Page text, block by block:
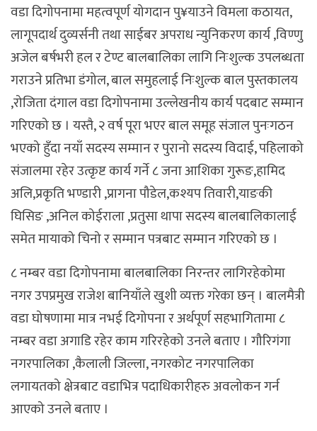
वडा दिगोपनामा महत्वपूर्ण योगदान पु¥याउने विमला कठायत,
लागूपदार्थ दुव्यर्सनी तथा साईबर अपराध न्युनिकरण कार्य ,विण्णु
अजेल बर्षभरी हल र टेण्ट बालबालिका लागि निःशुल्क उपलब्धता
गराउने प्रतिभा डंगोल, बाल समुहलाई निःशुल्क बाल पुस्तकालय
,रोजिता दंगाल वडा दिगोपनामा उल्लेखनीय कार्य पदबाट सम्मान
गरिएको छ । यस्तै, २ वर्ष पूरा भएर बाल समूह संजाल पुनःगठन
भएको हुँदा नयाँ सदस्य सम्मान र पुरानो सदस्य विदाई, पहिलाको
संजालमा रहेर उत्कृष्ट कार्य गर्ने ८ जना आशिका गुरूङ,हामिद
अलि,प्रकृति भण्डारी ,प्रागना पौडेल,कश्यप तिवारी,याङकी
घिसिङ ,अनिल कोईराला ,प्रतुसा थापा सदस्य बालबालिकालाई
समेत मायाको चिनो र सम्मान पत्रबाट सम्मान गरिएको छ ।
८ नम्बर वडा दिगोपनामा बालबालिका निरन्तर लागिरहेकोमा
नगर उपप्रमुख राजेश बानियाँले खुशी व्यक्त गरेका छन् । बालमैत्री
वडा घोषणामा मात्र नभई दिगोपना र अर्थपूर्ण सहभागितामा ८
नम्बर वडा अगाडि रहेर काम गरिरहेको उनले बताए । गौरिगंगा
नगरपालिका ,कैलाली जिल्ला, नगरकोट नगरपालिका
लगायतको क्षेत्रबाट वडाभित्र पदाधिकारीहरु अवलोकन गर्न
आएको उनले बताए ।